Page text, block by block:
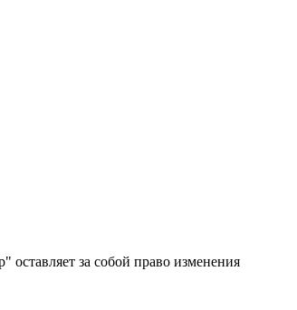
за собой право изменения